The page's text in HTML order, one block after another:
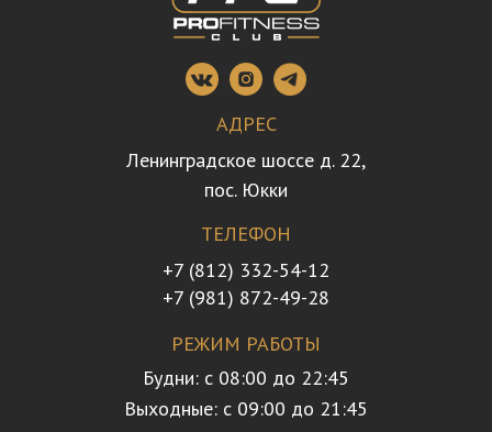
ТЕЛЕФОН
+7 (812) 332-54-12
+7 (981) 872-49-28
РЕЖИМ РАБОТЫ
Будни: с 08:00 до 22:45
Выходные: с 09:00 до 21:45
АДРЕС
Ленинградское шоссе д. 22,
пос. Юкки